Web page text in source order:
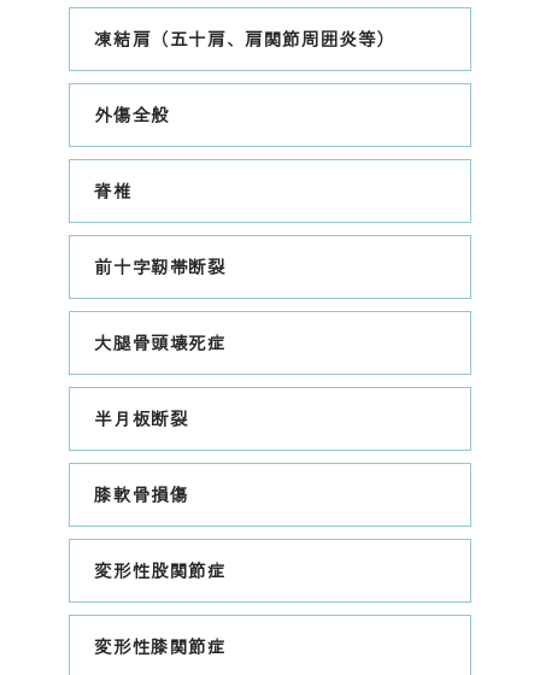
凍結肩（五十肩、肩関節周囲炎等）
外傷全般
脊椎
前十字靭帯断裂
大腿骨頭壊死症
半月板断裂
膝軟骨損傷
変形性股関節症
変形性膝関節症